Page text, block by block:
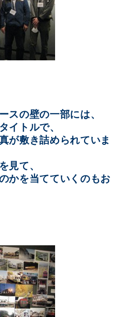
スの壁の一部には、
イトルで、
が敷き詰められていま
見て、
かを当てていくのもお